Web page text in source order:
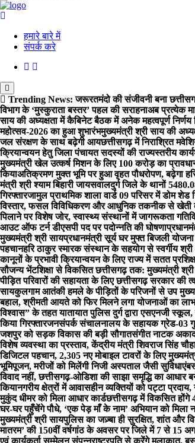
हमारे बारे में
संपर्क करे
Trending News: जरूरतमंदो की संजीवनी बना
विभाग के ‘मुस्कुराता बस्तर’ पहल की सराहनाअब प्रत्येक
साय की अध्यक्षता में कैबिनेट बैठक में अनेक महत्वपूर्ण निर्णय
महोत्सव-2026 का हुआ शुभारंभमुख्यमंत्री श्री साय की
जल संरक्षण के साथ बढ़ेगी आयछत्तीसगढ़ में निराश्रित
क्रियान्वयन हेतु जिला पंचायत सदस्यों की राज्यस्तरीय
मुख्यमंत्री खेल उत्कर्ष मिशन के लिए 100 करोड़ का
कियाअतिक्रमण मुक्त भूमि पर हुआ वृहत पौधरोपण, बढ़ेगा
मंत्री श्री श्याम बिहारी जायसवालदुर्ग जिले के थानों
गिरफ्तारजामुल प्राथमिक शाला वार्ड 09 परिसर में डोम शेड
विस्तार, फसल विविधिकरण और आधुनिक तकनीक से खेती
पिलाने पर विशेष जोर, स्वास्थ्य संस्थानों में जागरूकता
आउट ऑफ टर्न डीएसपी पद पर पदोन्नति की घोषणा
मुख्यमंत्री श्री सायप्रधानमंत्री सूर्य घर मुफ्त बिजली
पहचानहरि ठाकुर स्मारक संस्थान के सहयोग से स्वर्गीय श्री
कानूनों के प्रभावी क्रियान्वयन के लिए राज्य में सतत
सौजन्य भेंटशिक्षा से विकसित छत्तीसगढ़ तक: मुख्यमंत्री श्री
पीड़ित परिवारों की सहायता के लिए छत्तीसगढ़ सरकार की
सायकुलगाम आतंकी हमले के पीड़ितों के परिजनों से उप
बहाल, श्रीमती आयते को फिर मिलने लगा योजनाओं का लाभ
विश्वास” के तहत यातायात पुलिस दुर्ग द्वारा एसएनजी
किया गिरफ्तारजनसंपर्क संचालनालय के सहायक ग्रेड-03
जशपुर को सड़क विकास की बड़ी सौगातसंगीत नाटक
विशेष व्यवस्था का प्रस्ताव, केंद्रीय मंत्री शिवराज सिंह
डिजिटल पहचान, 2,305 नए मोबाइल टावरों के लिए
भूमिपूजन, मरीजों को मिलेंगी निजी अस्पताल जैसी सुविधाएं
विवाद नहीं, छत्तीसगढ़-ओडिशा की साझा समृद्धि का आधार
कियानगरीय क्षेत्रों में आवासहीन व्यक्तियों को पट्टा
मुकुंद धीमर को मिला आधार कार्डछत्तीसगढ़ में विकसित होंगे
घर-घर पहुँचेंगे पौधे, ‘एक पेड़ माँ के नाम’ अभियान को मिला
मुख्यमंत्री श्री सायपुलिस का जज़्बा ही सुरक्षित, शांत और
मातरम’ की 150वीं वर्षगांठ के अवसर पर जिले में 7 से 15
एवं कार्यकर्ता सम्मेलन संपन्नराष्ट्रपति से करेंगे मुलाकात,